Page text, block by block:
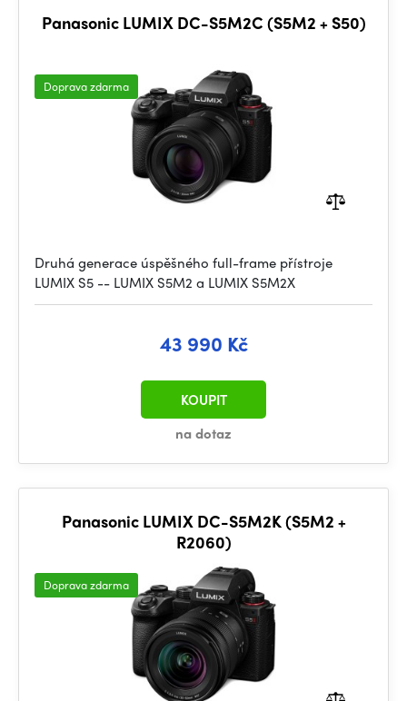
Panasonic LUMIX DC-S5M2C (S5M2 + S50)
Doprava zdarma
Druhá generace úspěšného full-frame přístroje
LUMIX S5 -- LUMIX S5M2 a LUMIX S5M2X
43 990 Kč
na dotaz
KOUPIT
Panasonic LUMIX DC-S5M2K (S5M2 +
R2060)
Doprava zdarma